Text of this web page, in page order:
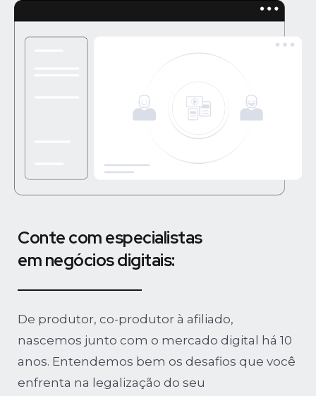
Conte com especialistas
em negócios digitais:
De produtor, co-produtor à afiliado,
nascemos junto com o mercado digital há 10
anos. Entendemos bem os desafios que você
enfrenta na legalização do seu